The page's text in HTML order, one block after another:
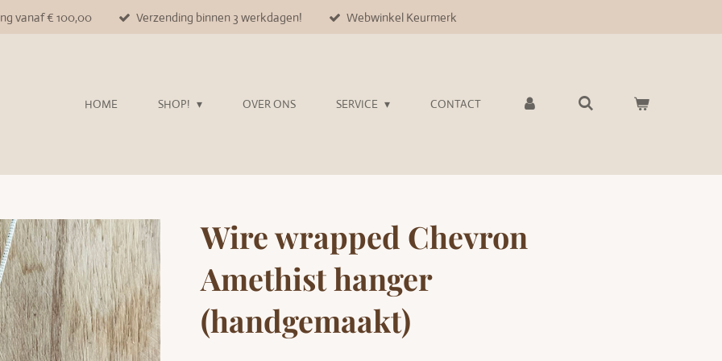
vanaf € 100,00 Verzending binnen 3 werkdagen! Webwinkel Keurmerk
HOME SHOP! OVER ONS SERVICE CONTACT
Wire wrapped Chevron
Amethist hanger
(handgemaakt)